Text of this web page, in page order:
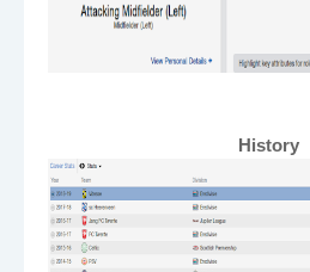
History